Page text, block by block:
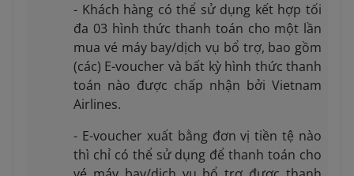
- Khách hàng có thể sử dụng kết hợp tối
đa 03 hình thức thanh toán cho một lần
mua vé máy bay/dịch vụ bổ trợ, bao gồm
(các) E-voucher và bất kỳ hình thức thanh
toán nào được chấp nhận bởi Vietnam
Airlines.
- E-voucher xuất bằng đơn vị tiền tệ nào
thì chỉ có thể sử dụng để thanh toán cho